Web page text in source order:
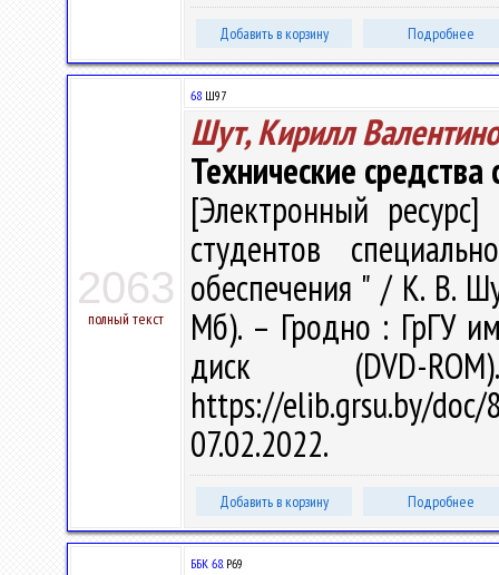
Добавить в корзину Подробнее
2063
полный текст
68 Ш97
Шут, Кирилл
Технические
[Электронный
студентов
обеспечения " / К. В.
Мб). – Гродно : ГрГУ
диск (DVD-
https://elib.grsu.by/
07.02.2022.
Добавить в корзину Подробнее
ББК 68.Р69